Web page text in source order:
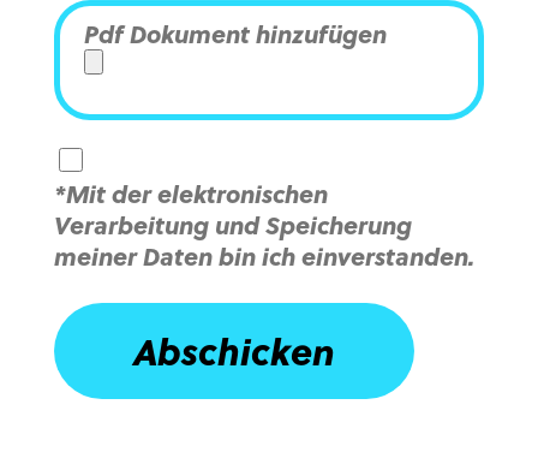
Pdf Dokument hinzufügen
*Mit der elektronischen
Verarbeitung und Speicherung
meiner Daten bin ich einverstanden.